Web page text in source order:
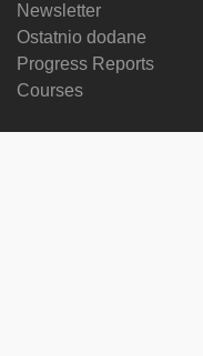
Newsletter
Ostatnio dodane
Progress Reports
Courses